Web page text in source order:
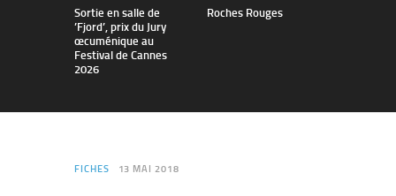
Sortie en salle de
’Fjord’, prix du Jury
œcuménique au
Festival de Cannes
2026
Roches Rouges
FICHES 13 MAI 2018